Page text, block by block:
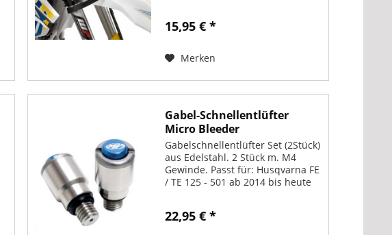
verbleibt permanent am
15,95 € *
Merken
Gabel-Schnellentlüfter
Micro Bleeder
Gabelschnellentlüfter Set (2Stück)
aus Edelstahl. 2 Stück m. M4
Gewinde. Passt für: Husqvarna FE
/ TE 125 - 501 ab 2014 bis heute
2020 mit WP AER Luftgabel.
22,95 € *